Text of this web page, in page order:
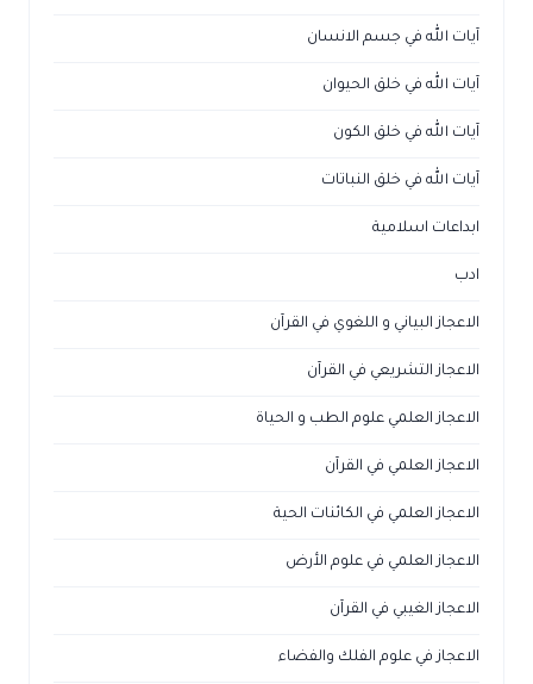
آيات الله في جسم الانسان
آيات الله في خلق الحيوان
آيات الله في خلق الكون
آيات الله في خلق النباتات
ابداعات اسلامية
ادب
الاعجاز البياني و اللغوي في القرآن
الاعجاز التشريعي في القرآن
الاعجاز العلمي علوم الطب و الحياة
الاعجاز العلمي في القرآن
الاعجاز العلمي في الكائنات الحية
الاعجاز العلمي في علوم الأرض
الاعجاز الغيبي في القرآن
الاعجاز في علوم الفلك والفضاء